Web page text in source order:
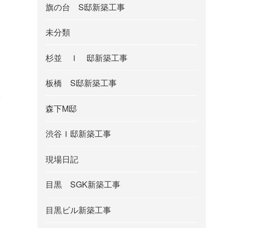
旗の台 S邸新築工事
未分類
杉並 Ｉ 邸新築工事
板橋 S邸新築工事
森下M邸
渋谷Ｉ邸新築工事
現場日記
目黒 SGK新築工事
目黒ビル新築工事